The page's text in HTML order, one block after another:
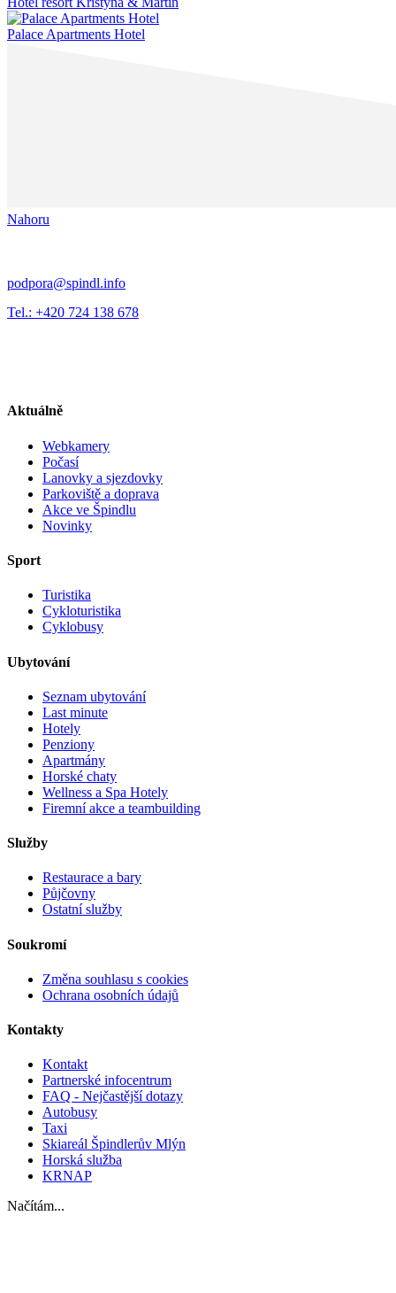
Palace Apartments Hotel
Nahoru
podpora@spindl.info
Tel.: +420 724 138 678
Aktuálně
Webkamery
Počasí
Lanovky a sjezdovky
Parkoviště a doprava
Akce ve Špindlu
Novinky
Sport
Turistika
Cykloturistika
Cyklobusy
Ubytování
Seznam ubytování
Last minute
Hotely
Penziony
Apartmány
Horské chaty
Wellness a Spa Hotely
Firemní akce a teambuilding
Služby
Restaurace a bary
Půjčovny
Ostatní služby
Soukromí
Změna souhlasu s cookies
Ochrana osobních údajů
Kontakty
Kontakt
Partnerské infocentrum
FAQ - Nejčastější dotazy
Autobusy
Taxi
Skiareál Špindlerův Mlýn
Horská služba
KRNAP
Načítám...